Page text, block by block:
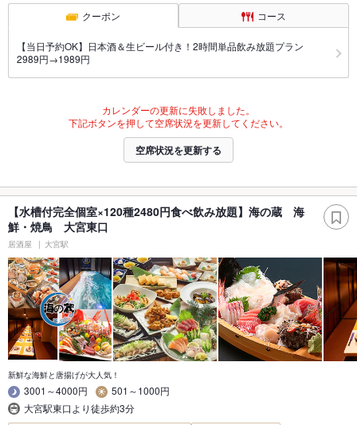
クーポン コース
【当日予約OK】日本酒＆生ビール付き！2時間単品飲み放題プラン
2989円→1989円
カレンダーの更新に失敗しました。
下記ボタンを押して空席状況を更新してください。
空席状況を更新する
【水槽付完全個室×120種2480円食べ飲み放題】海の蔵 海
鮮・焼鳥 大宮東口
居酒屋 大宮駅
新鮮な海鮮と唐揚げが大人気！
3001～4000円
501～1000円
大宮駅東口より徒歩約3分